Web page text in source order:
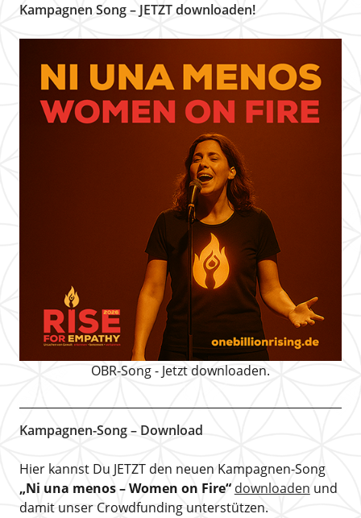
Kampagnen Song – JETZT downloaden!
OBR-Song - Jetzt downloaden.
Kampagnen-Song – Download
Hier kannst Du JETZT den neuen Kampagnen-Song
„Ni una menos – Women on Fire“ downloaden und
damit unser Crowdfunding unterstützen.